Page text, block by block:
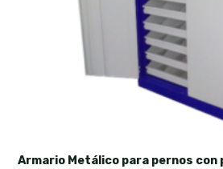
Armario Metálico para pernos con